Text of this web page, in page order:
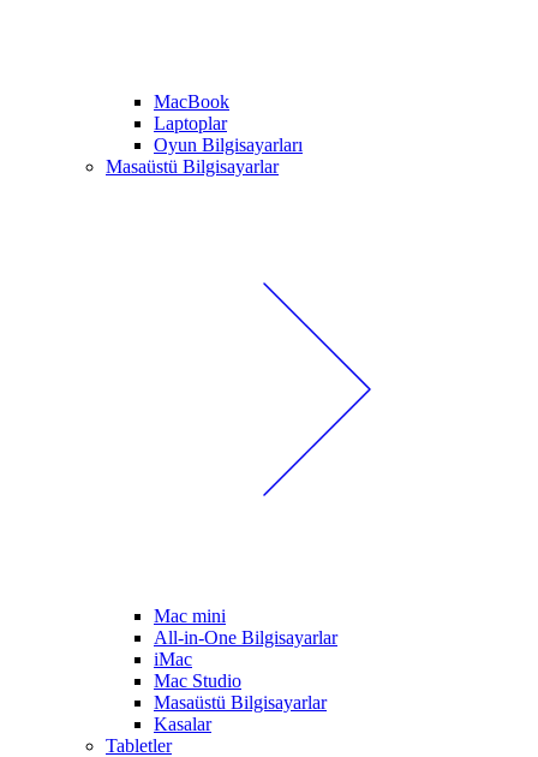
MacBook
Laptoplar
Oyun Bilgisayarları
Masaüstü Bilgisayarlar
Mac mini
All-in-One Bilgisayarlar
iMac
Mac Studio
Masaüstü Bilgisayarlar
Kasalar
Tabletler